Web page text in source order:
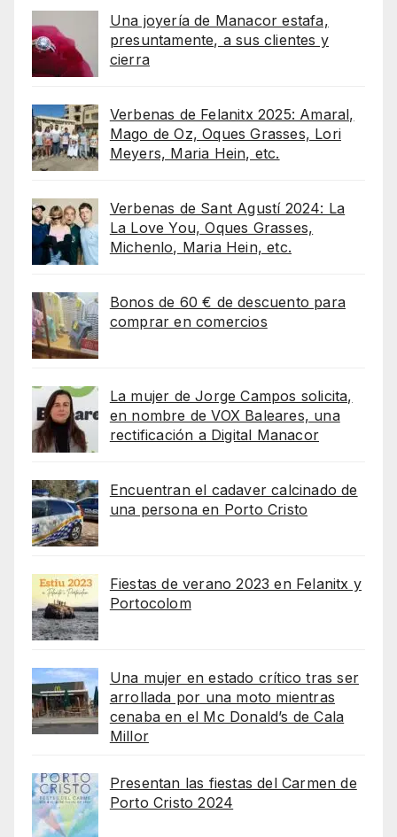
Una joyería de Manacor estafa,
presuntamente, a sus clientes y
cierra
Verbenas de Felanitx 2025: Amaral,
Mago de Oz, Oques Grasses, Lori
Meyers, Maria Hein, etc.
Verbenas de Sant Agustí 2024: La
La Love You, Oques Grasses,
Michenlo, Maria Hein, etc.
Bonos de 60 € de descuento para
comprar en comercios
La mujer de Jorge Campos solicita,
en nombre de VOX Baleares, una
rectificación a Digital Manacor
Encuentran el cadaver calcinado de
una persona en Porto Cristo
Fiestas de verano 2023 en Felanitx y
Portocolom
Una mujer en estado crítico tras ser
arrollada por una moto mientras
cenaba en el Mc Donald’s de Cala
Millor
Presentan las fiestas del Carmen de
Porto Cristo 2024